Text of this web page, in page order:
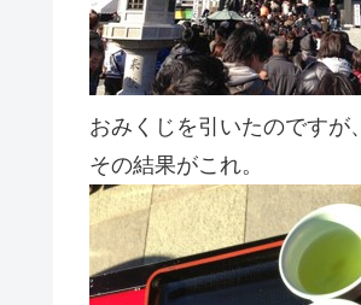
おみくじを引いたのですが、
その結果がこれ。